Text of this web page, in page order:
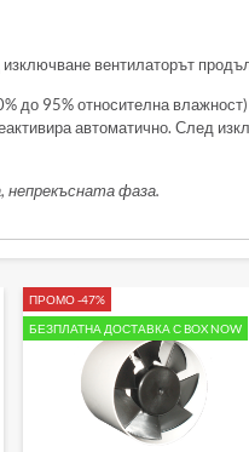
вентилаторът
до 95% относителна
автоматично. След
непрекъсната фаза.
ПРОМО -47%
БЕЗПЛАТНА ДОСТАВКА С BOX NOW